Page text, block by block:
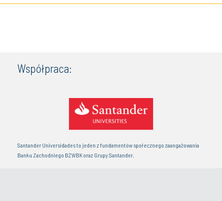
Współpraca:
Santander Universidades to jeden z fundamentów społecznego zaangażowania
Banku Zachodniego BZWBK oraz Grupy Santander.